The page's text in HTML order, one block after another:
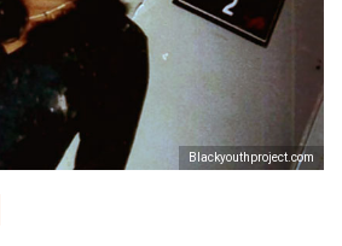
Blackyouthproject.com